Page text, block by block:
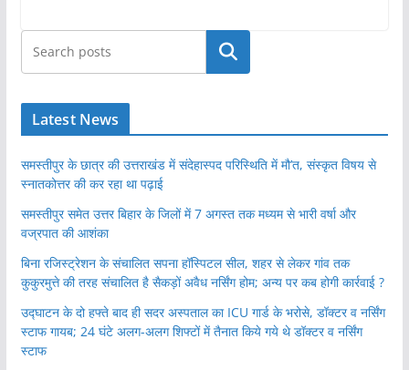
खोजें
Latest News
समस्तीपुर के छात्र की उत्तराखंड में संदेहास्पद परिस्थिति में मौ’त, संस्कृत विषय से
स्नातकोत्तर की कर रहा था पढ़ाई
समस्तीपुर समेत उत्तर बिहार के जिलों में 7 अगस्त तक मध्यम से भारी वर्षा और
वज्रपात की आशंका
बिना रजिस्ट्रेशन के संचालित सपना हॉस्पिटल सील, शहर से लेकर गांव तक
कुकुरमुत्ते की तरह संचालित है सैकड़ों अवैध नर्सिंग होम; अन्य पर कब होगी कार्रवाई ?
उद्घाटन के दो हफ्ते बाद ही सदर अस्पताल का ICU गार्ड के भरोसे, डॉक्टर व नर्सिंग
स्टाफ गायब; 24 घंटे अलग-अलग शिफ्टों में तैनात किये गये थे डॉक्टर व नर्सिंग
स्टाफ